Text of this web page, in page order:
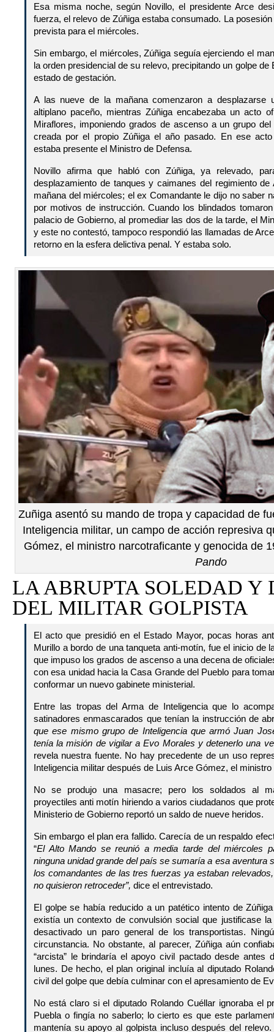
Esa misma noche, según Novillo, el presidente Arce
fuerza, el relevo de Zúñiga estaba consumado. La
prevista para el miércoles.
Sin embargo, el miércoles, Zúñiga seguía ejerciendo el
la orden presidencial de su relevo, precipitando un golpe
estado de gestación.
A las nueve de la mañana comenzaron a desplazarse
altiplano paceño, mientras Zúñiga encabezaba un acto
Miraflores, imponiendo grados de ascenso a un grupo
creada por el propio Zúñiga el año pasado. En ese
estaba presente el Ministro de Defensa.
Novillo afirma que habló con Zúñiga, ya relevado,
desplazamiento de tanques y caimanes del regimiento
mañana del miércoles; el ex Comandante le dijo no saber
por motivos de instrucción. Cuando los blindados
palacio de Gobierno, al promediar las dos de la tarde, el
y este no contestó, tampoco respondió las llamadas de
retorno en la esfera delictiva penal. Y estaba solo.
Zuñiga asentó su mando de tropa y capacidad de
Inteligencia militar, un campo de acción represiva
Gómez, el ministro narcotraficante y genocida de
Pando
LA ABRUPTA SOLEDAD Y
DEL MILITAR GOLPISTA
El acto que presidió en el Estado Mayor, pocas horas
Murillo a bordo de una tanqueta anti-motín, fue el inicio de
que impuso los grados de ascenso a una decena de
con esa unidad hacia la Casa Grande del Pueblo para
conformar un nuevo gabinete ministerial.
Entre las tropas del Arma de Inteligencia que lo
satinadores enmascarados que tenían la instrucción de
que ese mismo grupo de Inteligencia que armó Juan
tenía la misión de vigilar a Evo Morales y detenerlo una
revela nuestra fuente. No hay precedente de un uso
Inteligencia militar después de Luis Arce Gómez, el
No se produjo una masacre; pero los soldados al
proyectiles anti motín hiriendo a varios ciudadanos que
Ministerio de Gobierno reportó un saldo de nueve heridos.
Sin embargo el plan era fallido. Carecía de un respaldo
“El Alto Mando se reunió a media tarde del miércoles
ninguna unidad grande del país se sumaría a esa aventura
los comandantes de las tres fuerzas ya estaban
no quisieron retroceder”, dice el entrevistado.
El golpe se había reducido a un patético intento de
existía un contexto de convulsión social que justificase
desactivado un paro general de los transportistas.
circunstancia. No obstante, al parecer, Zúñiga aún
“arcista” le brindaría el apoyo civil pactado desde antes
lunes. De hecho, el plan original incluía al diputado
civil del golpe que debía culminar con el apresamiento de
No está claro si el diputado Rolando Cuéllar ignoraba el
Puebla o fingía no saberlo; lo cierto es que este
mantenía su apoyo al golpista incluso después del